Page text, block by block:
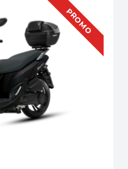
OFFERTA
PROMO